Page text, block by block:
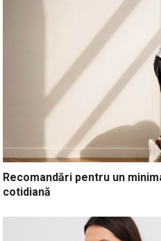
Recomandări pentru un
cotidiană